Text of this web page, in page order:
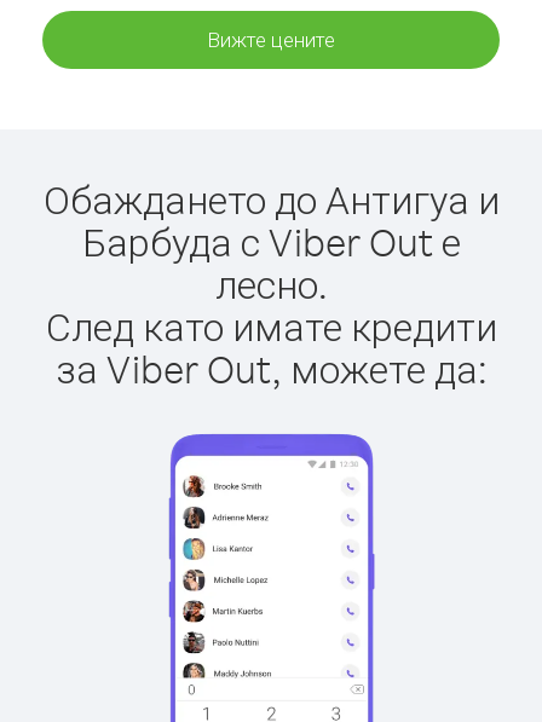
Вижте цените
Обаждането до Антигуа и
Барбуда с Viber Out е
лесно.
След като имате кредити
за Viber Out, можете да: